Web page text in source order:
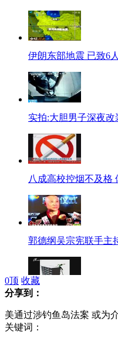
伊朗东部地震 已致6
实拍:大胆男子深夜改
八成高校控烟不及格
郭德纲吴宗宪联手主
0顶 收藏
分享到：
美通过涉钓鱼岛法案 或为
关键词：